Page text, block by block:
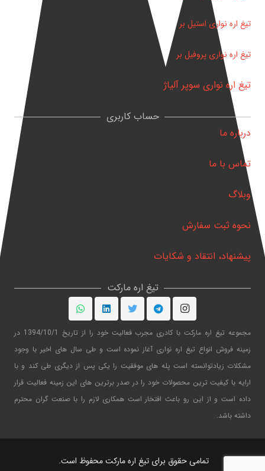
تیغ اره نواری استیل بر
تیغ اره نواری پروفیل بر
تیغ اره نواری سوپر آلیاژ
حساب کاربری
درباره ما
تماس با ما
وبلاگ
نحوه ثبت سفارش
پیشنهاد، انتقاد و شکایات
تیغ اره مارکت
مجموعه تیغ اره مارکت با کادری مجرب فعالیت خود را از تاریخ 1394/10/1 در
زمینه فروش انواع تیغ اره نواری آغاز نموده است و طی سال های اخیر با وجود
مشکلات زیادتوانسته است پله های موفقیت را یکی پس از دیگری طی کند و با
ارایه با کیفیت ترین محصولات خود را در صدر برترین های این زمینه فعالیت قرار
داده است و از این رو باعث افتخار است همکاری لازم را با صنعت گران محترم
داشته باشد.
تمامی حقوق برای تیغ اره مارکت محفوظ است.